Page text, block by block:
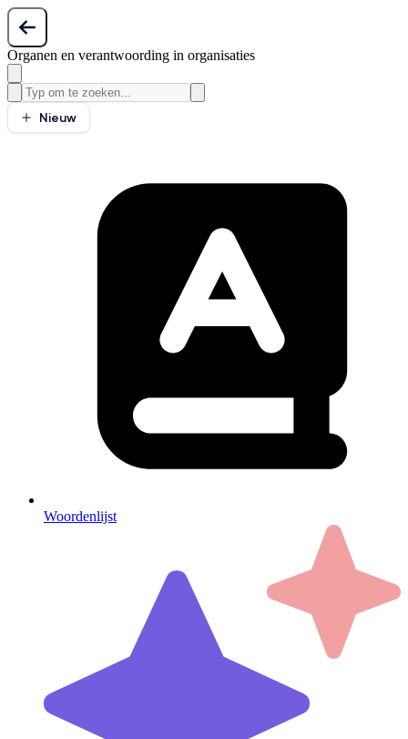
Organen en verantwoording in organisaties
Nieuw
Woordenlijst